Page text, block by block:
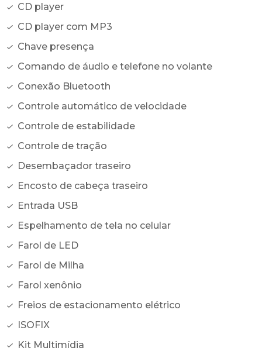
CD player
CD player com MP3
Chave presença
Comando de áudio e telefone no volante
Conexão Bluetooth
Controle automático de velocidade
Controle de estabilidade
Controle de tração
Desembaçador traseiro
Encosto de cabeça traseiro
Entrada USB
Espelhamento de tela no celular
Farol de LED
Farol de Milha
Farol xenônio
Freios de estacionamento elétrico
ISOFIX
Kit Multimídia